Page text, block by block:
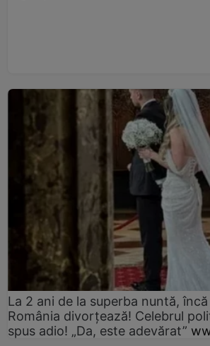
La 2 ani de la superba nuntă,
România divorțează! Celebrul
spus adio! „Da, este adevărat”